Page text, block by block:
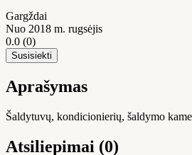
Gargždai
Nuo 2018 m. rugsėjis
0.0 (0)
Susisiekti
Aprašymas
Šaldytuvų, kondicionierių, šaldymo
Atsiliepimai (0)